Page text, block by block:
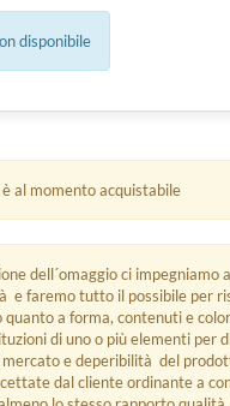
disponibile
al momento acquistabile
dell´omaggio ci impegniamo
e faremo tutto il possibile per
a forma, contenuti e
di uno o più elementi per
e deperibilità del
dal cliente ordinante a